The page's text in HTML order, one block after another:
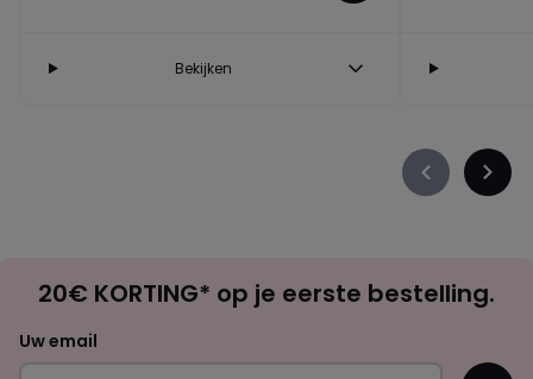
Bekijken
Précédent
zoek
inspiratie
20€ KORTING* op je eerste bestelling.
Uw email
OK